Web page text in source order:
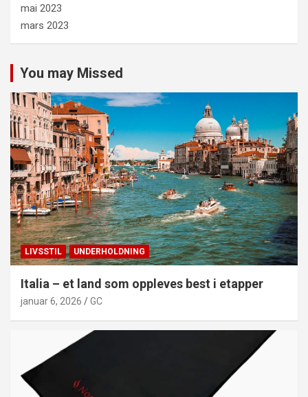
mai 2023
mars 2023
You may Missed
LIVSSTIL UNDERHOLDNING
Italia – et land som oppleves best i etapper
januar 6, 2026 GC